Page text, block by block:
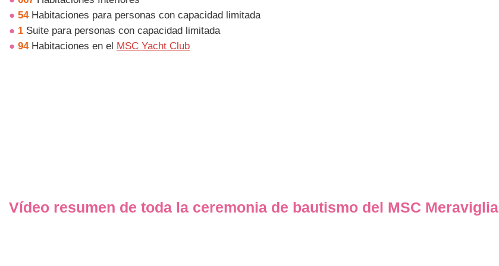
● 54Habitaciones para personas con capacidad limitada
● 1 Suite para personas con capacidad limitada
● 94Habitaciones en el MSC Yacht Club
Vídeo resumen de toda la ceremonia de bautismo del MSC Meraviglia